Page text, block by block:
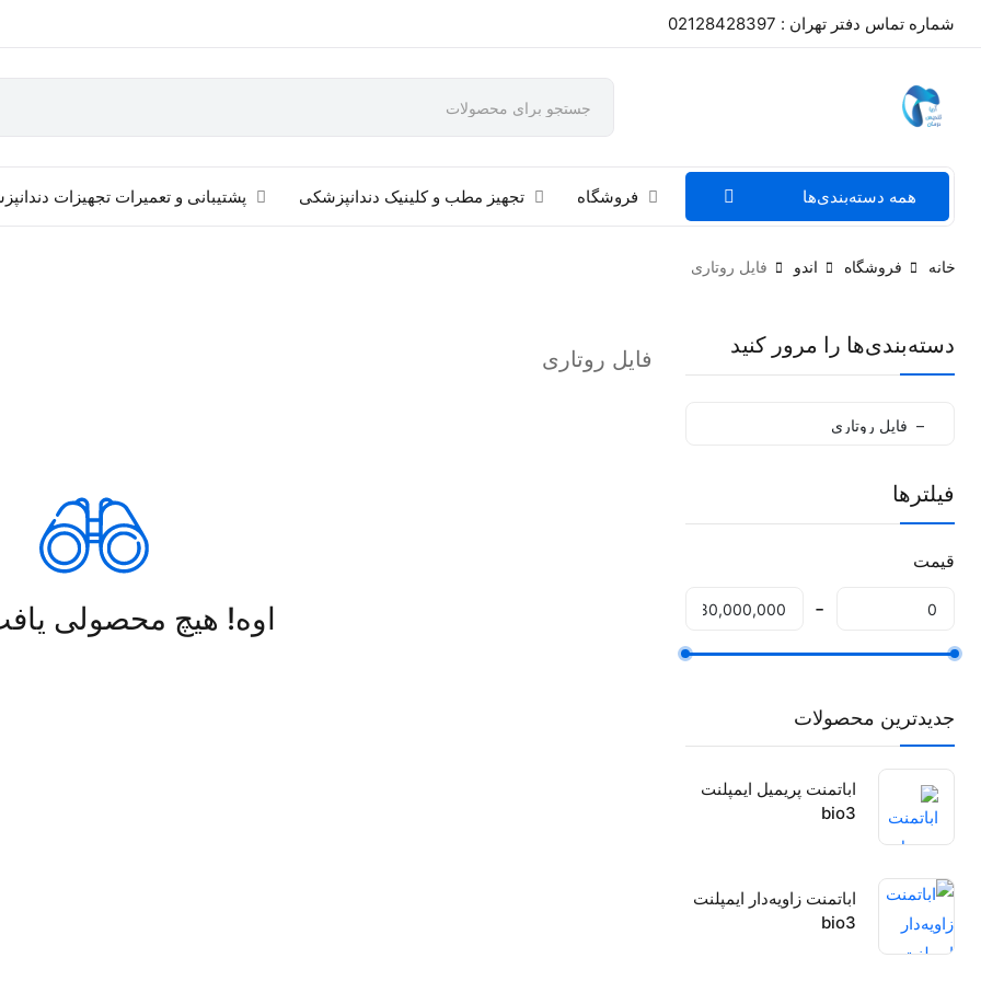
شماره تماس دفتر تهران : 02128428397
همه دسته‌بندی‌ها فروشگاه تجهیز مطب و کلینیک دندانپزشکی پشتیبانی و تعمیرات تجهیزات
خانه فروشگاه اندو فایل روتاری
دسته‌بندی‌ها را مرور کنید
فیلترها
قیمت
جدیدترین محصولات
اباتمنت پریمیل ایمپلنت
bio3
اباتمنت زاویه‌دار ایمپلنت
bio3
فایل روتاری
اوه! هیچ محصولی